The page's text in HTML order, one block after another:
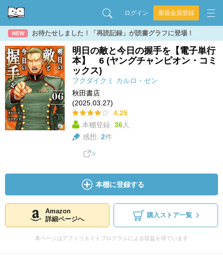
ログイン 新規会員登録
NEW お待たせしました！「再読記録」が読書グラフに登場！
明日の敵と今日の握手を【電子単行
本】 6 (ヤングチャンピオン・コミ
ックス)
フクダイクミ カルロ・ゼン
秋田書店
(2025.03.27)
4.25
本棚登録: 36人
感想: 2件
本棚に登録する
Amazon
詳細ページへ
購入ストア一覧
本ページはアフィリエイトプログラムによる収益を得ています